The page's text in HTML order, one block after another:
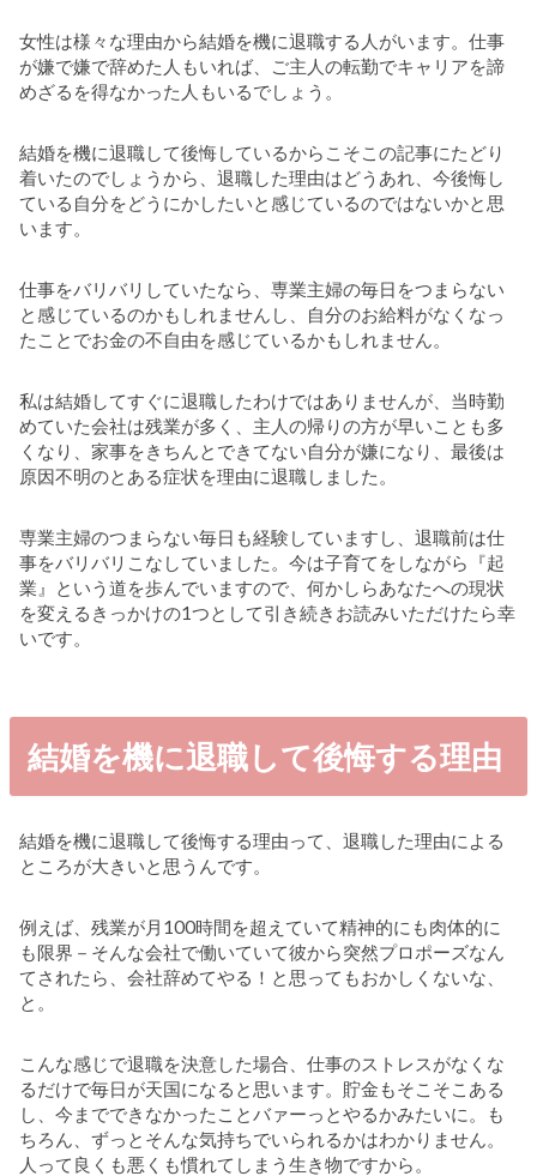
女性は様々な理由から結婚を機に退職する人がいます。仕事
が嫌で嫌で辞めた人もいれば、ご主人の転勤でキャリアを諦
めざるを得なかった人もいるでしょう。
結婚を機に退職して後悔しているからこそこの記事にたどり
着いたのでしょうから、退職した理由はどうあれ、今後悔し
ている自分をどうにかしたいと感じているのではないかと思
います。
仕事をバリバリしていたなら、専業主婦の毎日をつまらない
と感じているのかもしれませんし、自分のお給料がなくなっ
たことでお金の不自由を感じているかもしれません。
私は結婚してすぐに退職したわけではありませんが、当時勤
めていた会社は残業が多く、主人の帰りの方が早いことも多
くなり、家事をきちんとできてない自分が嫌になり、最後は
原因不明のとある症状を理由に退職しました。
専業主婦のつまらない毎日も経験していますし、退職前は仕
事をバリバリこなしていました。今は子育てをしながら『起
業』という道を歩んでいますので、何かしらあなたへの現状
を変えるきっかけの1つとして引き続きお読みいただけたら幸
いです。
結婚を機に退職して後悔する理由
結婚を機に退職して後悔する理由って、退職した理由による
ところが大きいと思うんです。
例えば、残業が月100時間を超えていて精神的にも肉体的に
も限界－そんな会社で働いていて彼から突然プロポーズなん
てされたら、会社辞めてやる！と思ってもおかしくないな、
と。
こんな感じで退職を決意した場合、仕事のストレスがなくな
るだけで毎日が天国になると思います。貯金もそこそこある
し、今までできなかったことバァーっとやるかみたいに。も
ちろん、ずっとそんな気持ちでいられるかはわかりません。
人って良くも悪くも慣れてしまう生き物ですから。